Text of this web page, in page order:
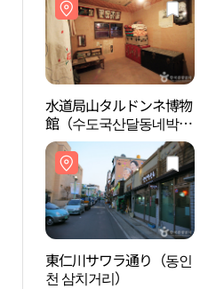
水道局山タルドンネ博物
館（수도국산달동네박물
관）
東仁川サワラ通り（동인
천 삼치거리）